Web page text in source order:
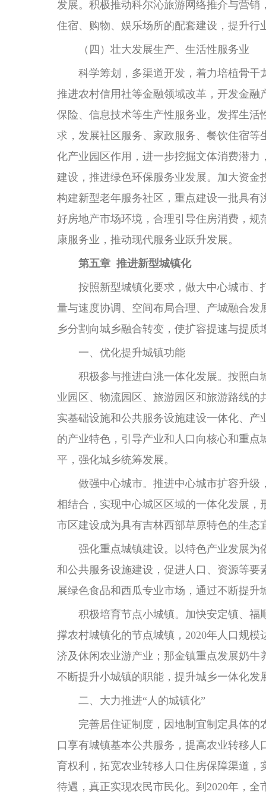
发展。积极推动科尔沁旅游网络推介与营
住宿、购物、娱乐场所的配套建设，提升行
（四）壮大发展生产、生活性服务业
科学筹划，多渠道开发，着力培植骨干
推进农村信用社等金融领域改革，开发金
保险、信息技术等生产性服务业。发挥生
求，发展社区服务、家政服务、餐饮住宿
化产业园区作用，进一步挖掘文体消费潜
建设，推进绿色环保服务业发展。加大资
构建新型老年服务社区，重点建设一批具
好房地产市场环境，合理引导住房消费，
康服务业，推动现代服务业跃升发展。
第五章 推进新型城镇化
按照新型城镇化要求，做大中心城市、
量与速度协调、空间布局合理、产城融合
乡分割向城乡融合转变，使扩容提速与提
一、优化提升城镇功能
积极参与推进白洮一体化发展。按照白
业园区、物流园区、旅游园区和旅游路线
实基础设施和公共服务设施建设一体化、
的产业特色，引导产业和人口向核心和重
平，强化城乡统筹发展。
做强中心城市。推进中心城市扩容升级
相结合，实现中心城区区域的一体化发展
市区建设成为具有吉林西部草原特色的生态
强化重点城镇建设。以特色产业发展为
和公共服务设施建设，促进人口、资源等
展绿色食品和西瓜专业市场，通过不断提
积极培育节点小城镇。加快安定镇、福
撑农村城镇化的节点城镇，2020年人口规
济及休闲农业游产业；那金镇重点发展奶
不断提升小城镇的职能，提升城乡一体化发
二、大力推进“人的城镇化”
完善居住证制度，因地制宜制定具体
口享有城镇基本公共服务，提高农业转移
育权利，拓宽农业转移人口住房保障渠道，
待遇，真正实现农民市民化。到2020年，全